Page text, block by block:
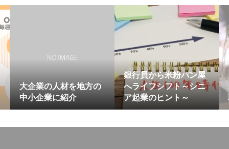
大企業の人材を地方の
中小企業に紹介
銀行員から米粉パン屋
へライフシフト～シニ
ア起業のヒント～